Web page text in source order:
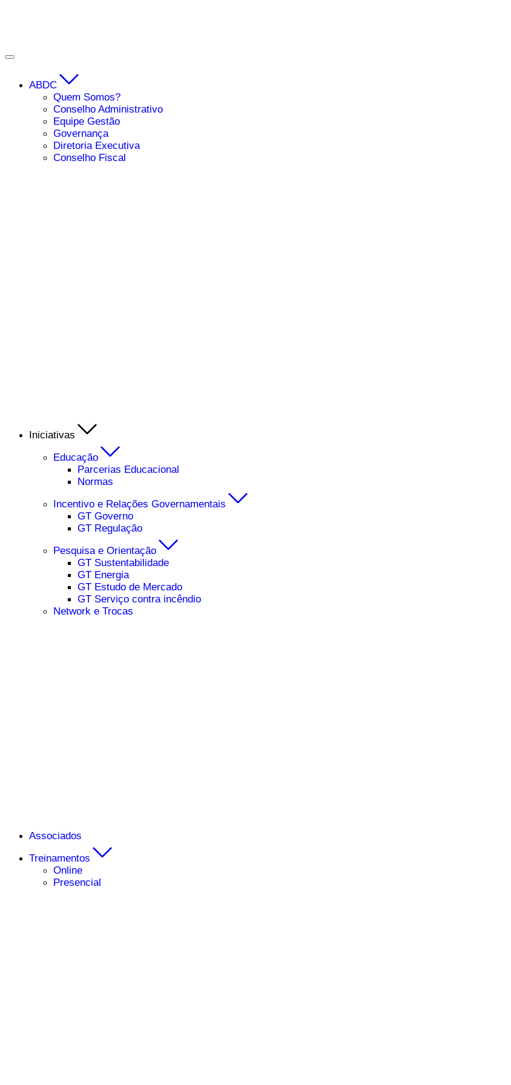
ABDC
Quem Somos?
Conselho Administrativo
Equipe Gestão
Governança
Diretoria Executiva
Conselho Fiscal
Iniciativas
Educação
Parcerias Educacional
Normas
Incentivo e Relações Governamentais
GT Governo
GT Regulação
Pesquisa e Orientação
GT Sustentabilidade
GT Energia
GT Estudo de Mercado
GT Serviço contra incêndio
Network e Trocas
Associados
Treinamentos
Online
Presencial